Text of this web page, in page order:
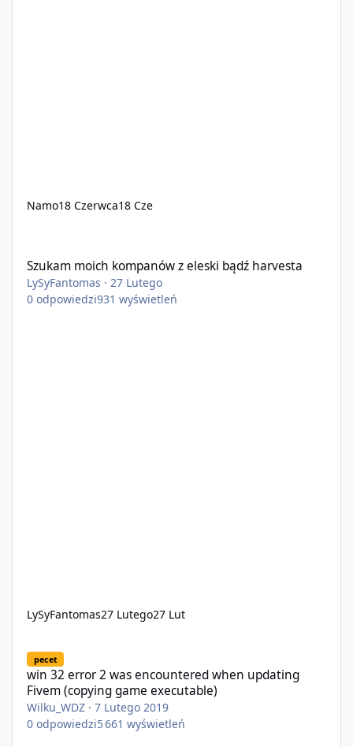
Namo18 Czerwca18 Cze
Szukam moich kompanów z eleski bądź harvesta
LySyFantomas ·27 Lutego
0 odpowiedzi931 wyświetleń
LySyFantomas27 Lutego27 Lut
pecet
win 32 error 2 was encountered when updating
Fivem (copying game executable)
Wilku_WDZ ·7 Lutego 2019
0 odpowiedzi5 661 wyświetleń